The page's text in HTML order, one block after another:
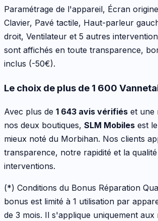
Paramétrage de l'appareil, Écran
Clavier, Pavé tactile, Haut-parleur
droit, Ventilateur et 5 autres
sont affichés en toute transparence,
inclus (-50€).
Le choix de plus de 1 600
Avec plus de 1 643 avis vérifiés et une
nos deux boutiques, SLM Mobiles est
mieux noté du Morbihan. Nos clients
transparence, notre rapidité et la
interventions.
(*) Conditions du Bonus Réparation
bonus est limité à 1 utilisation par
de 3 mois. Il s'applique uniquement aux